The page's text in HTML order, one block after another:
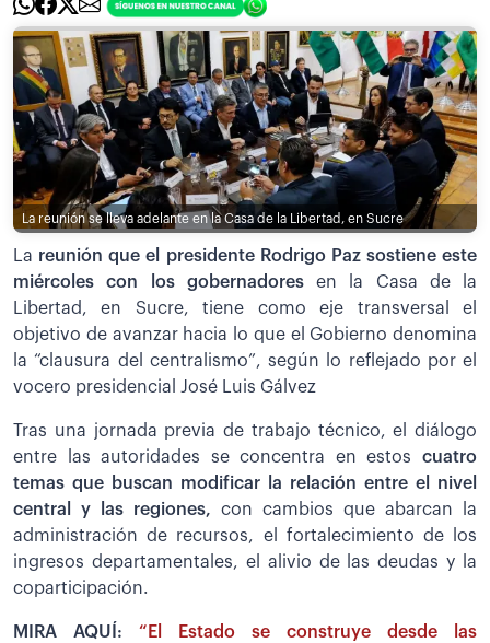
La reunión se lleva adelante en la Casa de la Libertad, en Sucre
La reunión que el presidente Rodrigo Paz sostiene este
miércoles con los gobernadores en la Casa de la
Libertad, en Sucre, tiene como eje transversal el
objetivo de avanzar hacia lo que el Gobierno denomina
la “clausura del centralismo”, según lo reflejado por el
vocero presidencial José Luis Gálvez
Tras una jornada previa de trabajo técnico, el diálogo
entre las autoridades se concentra en estos cuatro
temas que buscan modificar la relación entre el nivel
central y las regiones, con cambios que abarcan la
administración de recursos, el fortalecimiento de los
ingresos departamentales, el alivio de las deudas y la
coparticipación.
MIRA AQUÍ: “El Estado se construye desde las